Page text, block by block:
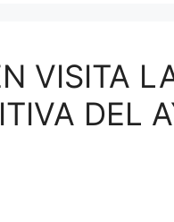
VISITA
DEL